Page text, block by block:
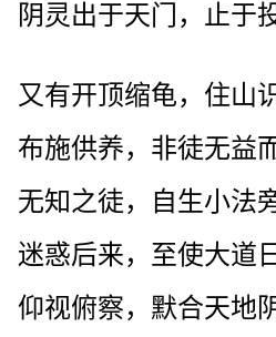
阴灵出于天门，止于
又有开顶缩龟，住山
布施供养，非徒无益
无知之徒，自生小法
迷惑后来，至使大道
仰视俯察，默合天地